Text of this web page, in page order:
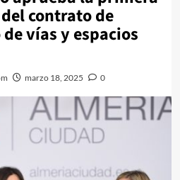
contrato de
vías y espacios
marzo 18, 2025 0